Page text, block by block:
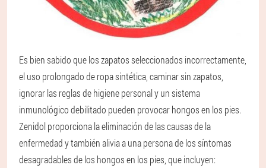
Es bien sabido que los zapatos seleccionados incorrectamente,
el uso prolongado de ropa sintética, caminar sin zapatos,
ignorar las reglas de higiene personal y un sistema
inmunológico debilitado pueden provocar hongos en los pies.
Zenidol proporciona la eliminación de las causas de la
enfermedad y también alivia a una persona de los síntomas
desagradables de los hongos en los pies, que incluyen: